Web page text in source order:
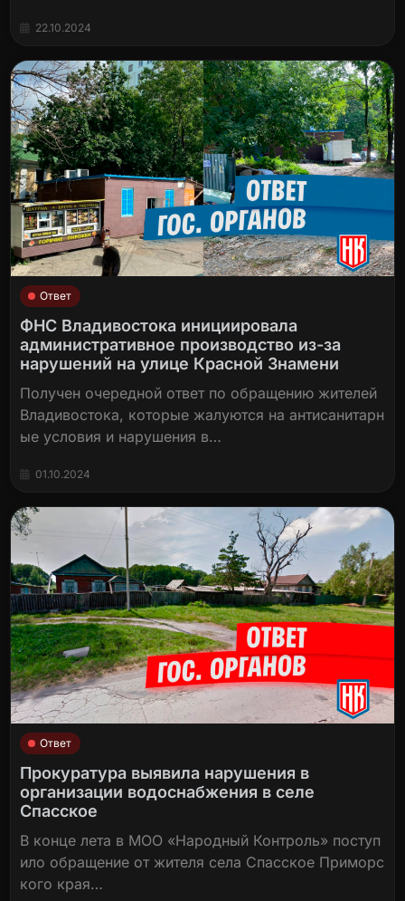
22.10.2024
Ответ
ФНС Владивостока инициировала
административное производство из-за
нарушений на улице Красной Знамени
Получен очередной ответ по обращению жителей
Владивостока, которые жалуются на антисанитарн
ые условия и нарушения в…
01.10.2024
Ответ
Прокуратура выявила нарушения в
организации водоснабжения в селе
Спасское
В конце лета в МОО «Народный Контроль» поступ
ило обращение от жителя села Спасское Приморс
кого края…